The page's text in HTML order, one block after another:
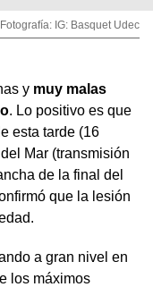
Fotografía: IG: Basquet Udec
y muy malas
. Lo positivo es que
esta tarde (16
Mar (transmisión
de la final del
que la lesión
a gran nivel en
los máximos